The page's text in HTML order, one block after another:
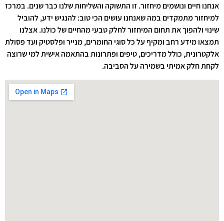
אנחנו חיים ונושמים מיחזור. זו התשוקה והשליחות שלנו כבר שנים. במרכז
למיחזור מתמקדים במה שאנחנו עושים הכי טוב: להנגיש ידע, להוביל
שינוי ולהפוך את תחום המיחזור לחלק טבעי מהחיים של כולנו. אצלנו
תמצאו מידע רחב ומקיף על כל סוגי החומרים, מנייר ופלסטיק ועד פסולת
אלקטרונית, כולל מדריכים, טיפים ופתרונות בהתאמה אישית למי שרוצה
לקחת חלק אמיתי בשמירה על הסביבה.